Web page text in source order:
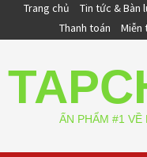
Trang chủ Tin tức & Bàn
Thanh toán
Miễn
ẤN PHẨM #1 VỀ